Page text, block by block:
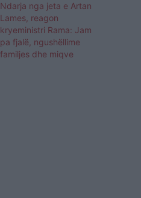
Ndarja nga jeta e Artan
Lames, reagon
kryeministri Rama: Jam
pa fjalë, ngushëllime
familjes dhe miqve